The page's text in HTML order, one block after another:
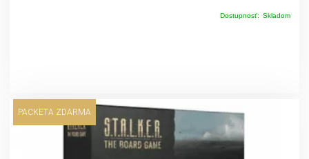
Dostupnosť: Skladom
PACKETA ZDARMA